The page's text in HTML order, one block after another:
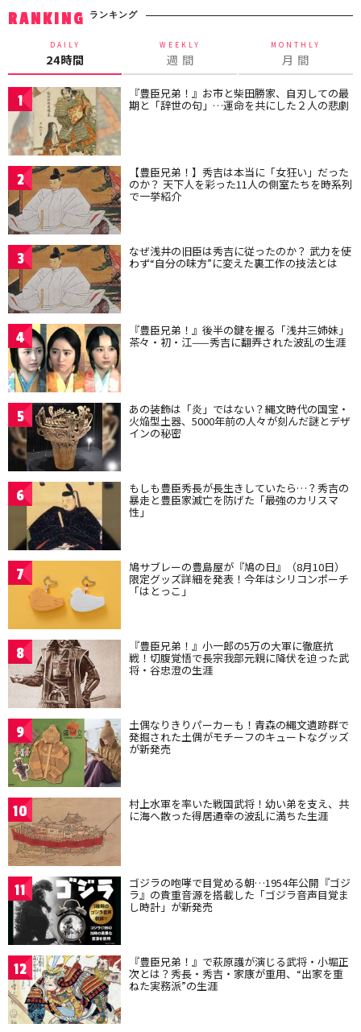
RANKING ランキング
DAILY
24時間
WEEKLY
週 間
MONTHLY
月 間
1 『豊臣兄弟！』お市と柴田勝家、自刃しての最
期と「辞世の句」…運命を共にした２人の悲劇
2 【豊臣兄弟！】秀吉は本当に「女狂い」だった
のか？ 天下人を彩った11人の側室たちを時系列
で一挙紹介
3 なぜ浅井の旧臣は秀吉に従ったのか？ 武力を使
わず“自分の味方”に変えた裏工作の技法とは
4 『豊臣兄弟！』後半の鍵を握る「浅井三姉妹」
茶々・初・江——秀吉に翻弄された波乱の生涯
5 あの装飾は「炎」ではない？縄文時代の国宝・
火焔型土器、5000年前の人々が刻んだ謎とデザ
インの秘密
6 もしも豊臣秀長が長生きしていたら…？秀吉の
暴走と豊臣家滅亡を防げた「最強のカリスマ
性」
7 鳩サブレーの豊島屋が『鳩の日』（8月10日）
限定グッズ詳細を発表！今年はシリコンポーチ
「はとっこ」
8 『豊臣兄弟！』小一郎の5万の大軍に徹底抗
戦！切腹覚悟で長宗我部元親に降伏を迫った武
将・谷忠澄の生涯
9 土偶なりきりパーカーも！青森の縄文遺跡群で
発掘された土偶がモチーフのキュートなグッズ
が新発売
10 村上水軍を率いた戦国武将！幼い弟を支え、共
に海へ散った得居通幸の波乱に満ちた生涯
11 ゴジラの咆哮で目覚める朝…1954年公開『ゴジ
ラ』の貴重音源を搭載した「ゴジラ音声目覚ま
し時計」が新発売
12 『豊臣兄弟！』で萩原護が演じる武将・小堀正
次とは？秀長・秀吉・家康が重用、“出家を重
ねた実務派”の生涯